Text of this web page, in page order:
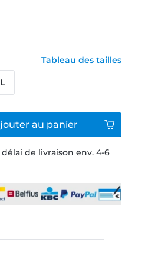
de livraison env. 4-6
Tableau des tailles
au panier